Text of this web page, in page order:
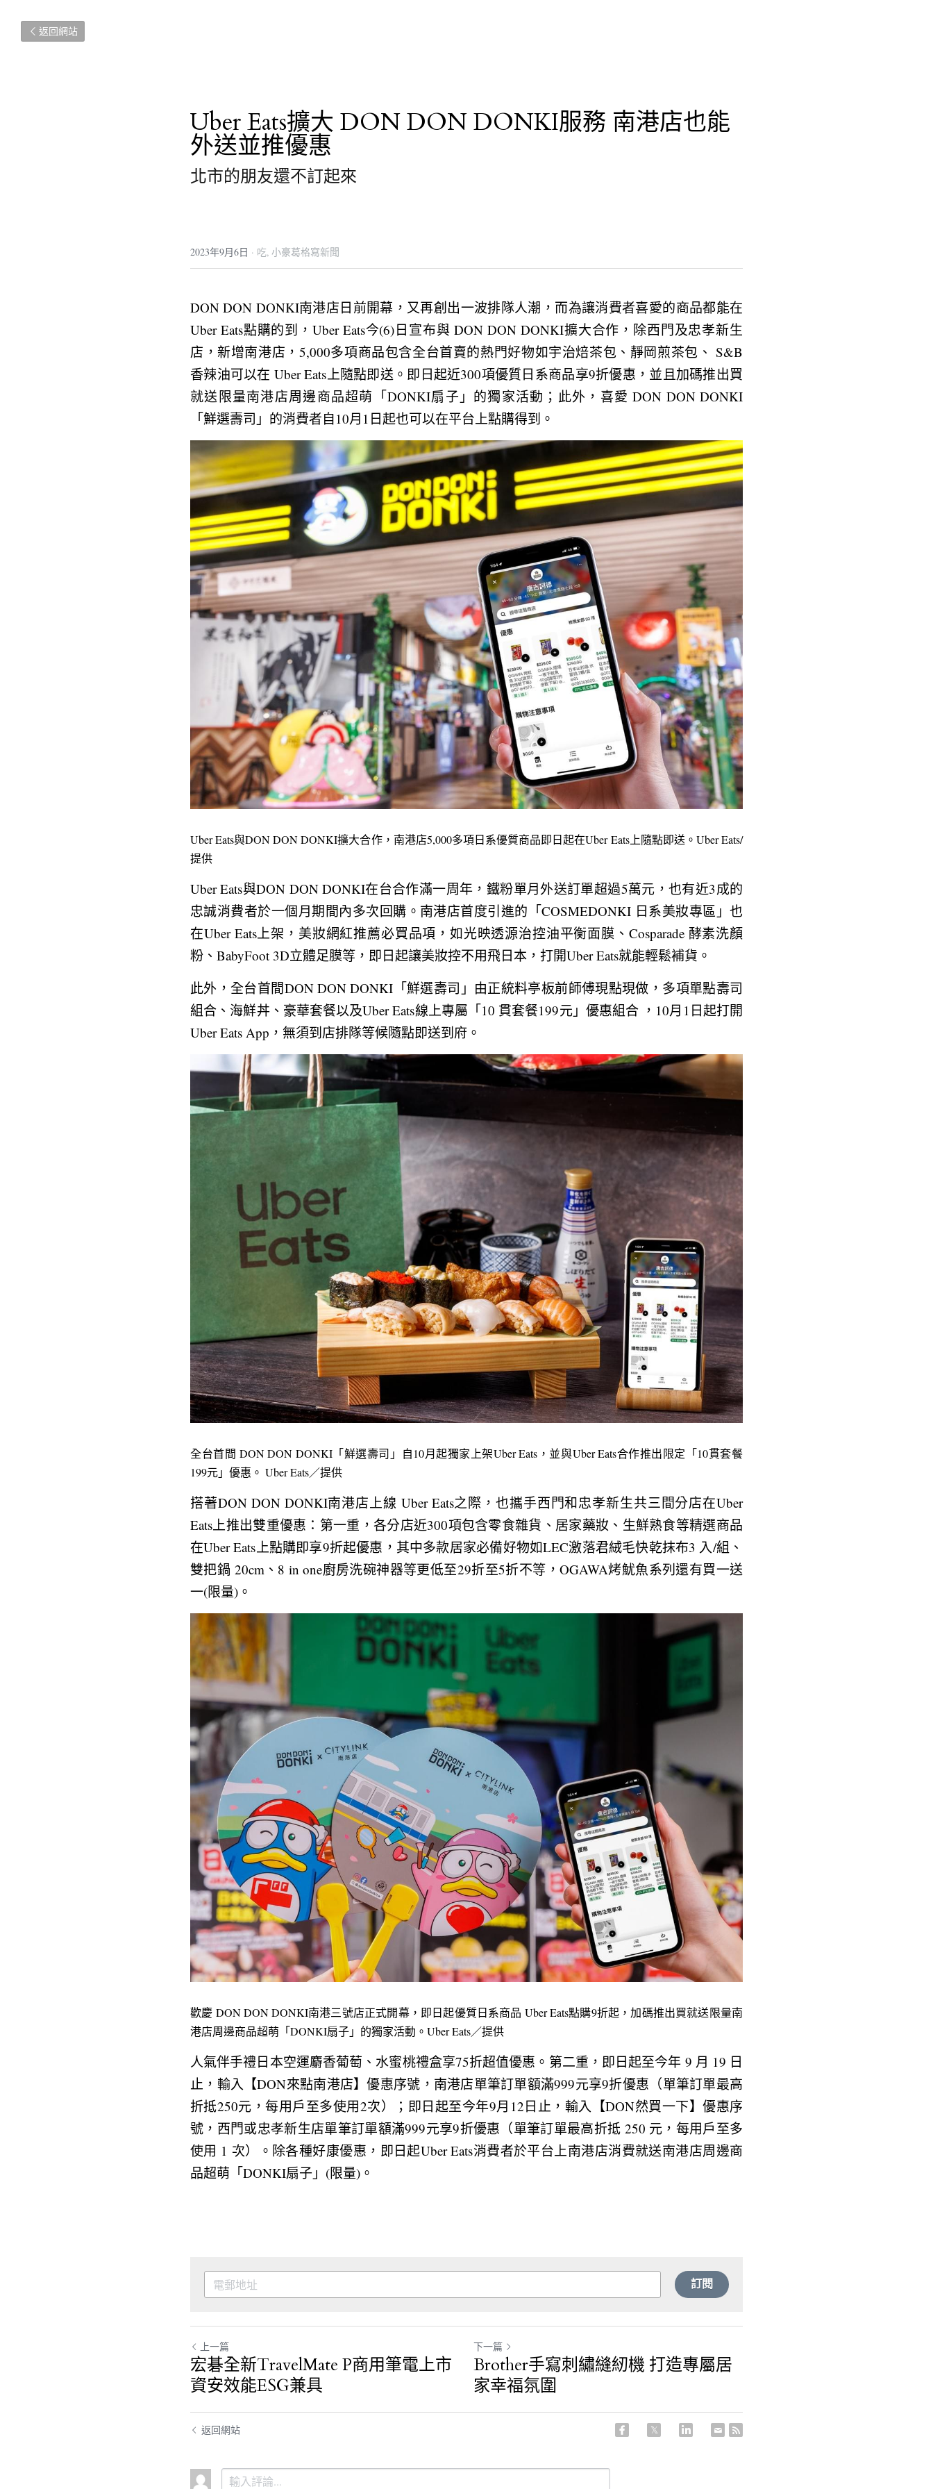
返回網站
Uber Eats擴大 DON DON DONKI服務 南港店也能
外送並推優惠
北市的朋友還不訂起來
2023年9月6日 · 吃, 小豪葛格寫新聞
DON DON DONKI南港店日前開幕，又再創出一波排隊人潮，而為讓消費者喜愛的商品都能在
Uber Eats點購的到，Uber Eats今(6)日宣布與 DON DON DONKI擴大合作，除西門及忠孝新生
店，新增南港店，5,000多項商品包含全台首賣的熱門好物如宇治焙茶包、靜岡煎茶包、 S&B
香辣油可以在 Uber Eats上隨點即送。即日起近300項優質日系商品享9折優惠，並且加碼推出買
就送限量南港店周邊商品超萌「DONKI扇子」的獨家活動；此外，喜愛 DON DON DONKI
「鮮選壽司」的消費者自10月1日起也可以在平台上點購得到。
Uber Eats與DON DON DONKI擴大合作，南港店5,000多項日系優質商品即日起在Uber Eats上隨點即送。Uber Eats/
提供
Uber Eats與DON DON DONKI在台合作滿一周年，鐵粉單月外送訂單超過5萬元，也有近3成的
忠誠消費者於一個月期間內多次回購。南港店首度引進的「COSMEDONKI 日系美妝專區」也
在Uber Eats上架，美妝網紅推薦必買品項，如光映透源治控油平衡面膜、Cosparade 酵素洗顏
粉、BabyFoot 3D立體足膜等，即日起讓美妝控不用飛日本，打開Uber Eats就能輕鬆補貨。
此外，全台首間DON DON DONKI「鮮選壽司」由正統料亭板前師傅現點現做，多項單點壽司
組合、海鮮丼、豪華套餐以及Uber Eats線上專屬「10 貫套餐199元」優惠組合 ，10月1日起打開
Uber Eats App，無須到店排隊等候隨點即送到府。
全台首間 DON DON DONKI「鮮選壽司」自10月起獨家上架Uber Eats，並與Uber Eats合作推出限定「10貫套餐
199元」優惠。 Uber Eats／提供
搭著DON DON DONKI南港店上線 Uber Eats之際，也攜手西門和忠孝新生共三間分店在Uber
Eats上推出雙重優惠：第一重，各分店近300項包含零食雜貨、居家藥妝、生鮮熟食等精選商品
在Uber Eats上點購即享9折起優惠，其中多款居家必備好物如LEC激落君絨毛快乾抹布3 入/組、
雙把鍋 20cm、8 in one廚房洗碗神器等更低至29折至5折不等，OGAWA烤魷魚系列還有買一送
一(限量)。
歡慶 DON DON DONKI南港三號店正式開幕，即日起優質日系商品 Uber Eats點購9折起，加碼推出買就送限量南
港店周邊商品超萌「DONKI扇子」的獨家活動。Uber Eats／提供
人氣伴手禮日本空運麝香葡萄、水蜜桃禮盒享75折超值優惠。第二重，即日起至今年 9 月 19 日
止，輸入【DON來點南港店】優惠序號，南港店單筆訂單額滿999元享9折優惠（單筆訂單最高
折抵250元，每用戶至多使用2次）；即日起至今年9月12日止，輸入【DON然買一下】優惠序
號，西門或忠孝新生店單筆訂單額滿999元享9折優惠（單筆訂單最高折抵 250 元，每用戶至多
使用 1 次）。除各種好康優惠，即日起Uber Eats消費者於平台上南港店消費就送南港店周邊商
品超萌「DONKI扇子」(限量)。
訂閱
上一篇
宏碁全新TravelMate P商用筆電上市
資安效能ESG兼具
下一篇
Brother手寫刺繡縫紉機 打造專屬居
家幸福氛圍
返回網站